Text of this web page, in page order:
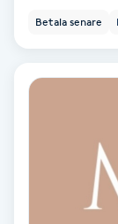
Hollywood Peel
Betala senare